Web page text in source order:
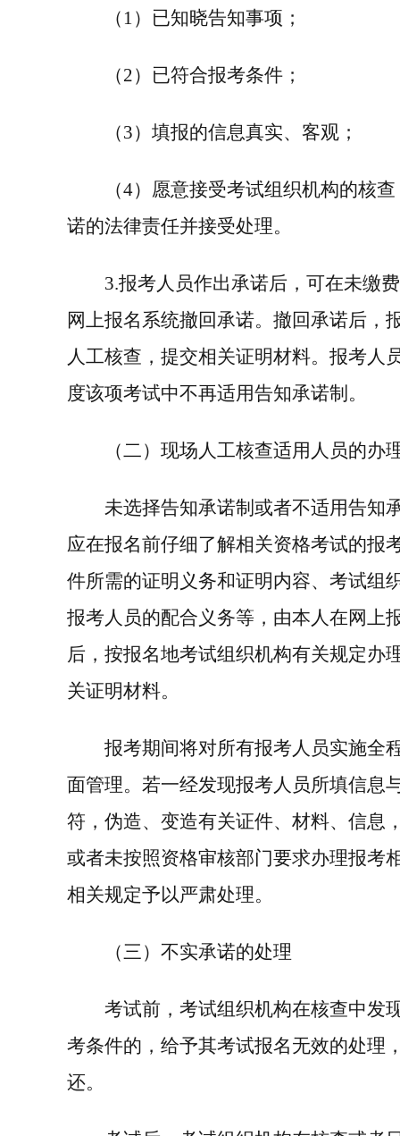
（ 1 ）已知晓告知事项；
（2）已符合报考条件；
（3）填报的信息真实、客观；
（4）愿意接受考试组织机构的核
诺的法律责任并接受处理。
3.报考人员作出承诺后，可在未缴
网上报名系统撤回承诺。撤回承诺后，
人工核查，提交相关证明材料。报考人
度该项考试中不再适用告知承诺制。
（二）现场人工核查适用人员的办
未选择告知承诺制或者不适用告知
应在报名前仔细了解相关资格考试的报
件所需的证明义务和证明内容、考试组
报考人员的配合义务等，由本人在网上
后，按报名地考试组织机构有关规定办
关证明材料。
报考期间将对所有报考人员实施全
面管理。若一经发现报考人员所填信息
符，伪造、变造有关证件、材料、信息
或者未按照资格审核部门要求办理报考
相关规定予以严肃处理。
（三）不实承诺的处理
考试前，考试组织机构在核查中发
考条件的，给予其考试报名无效的处理
还。